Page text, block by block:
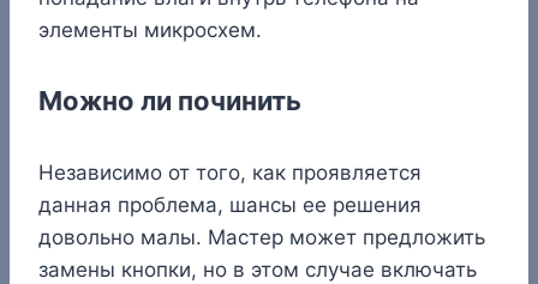
элементы микросхем.
Можно ли починить
Независимо от того, как проявляется
данная проблема, шансы ее решения
довольно малы. Мастер может предложить
замены кнопки, но в этом случае включать